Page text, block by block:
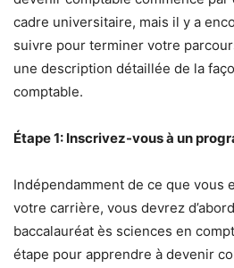
cadre universitaire, mais il y a
suivre pour terminer votre
une description détaillée de la
comptable.
Étape 1: Inscrivez-vous à un
Indépendamment de ce que vous
votre carrière, vous devrez
baccalauréat ès sciences en
étape pour apprendre à devenir